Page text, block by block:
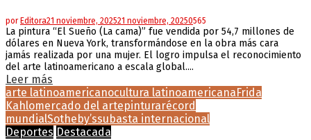
por Editora21 noviembre, 202521 noviembre, 20250565
La pintura “El Sueño (La cama)” fue vendida por 54,7 millones de
dólares en Nueva York, transformándose en la obra más cara
jamás realizada por una mujer. El logro impulsa el reconocimiento
del arte latinoamericano a escala global....
Leer más
arte latinoamericanocultura latinoamericana Frida
Kahlomercado del artepinturarécord
mundialSotheby’ssubasta internacional
Deportes Destacada